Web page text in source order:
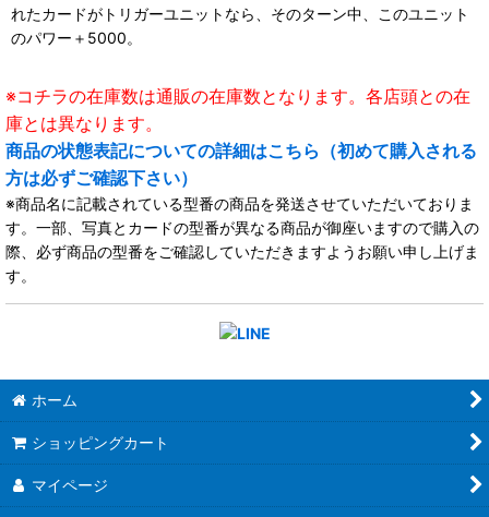
れたカードがトリガーユニットなら、そのターン中、このユニット
のパワー＋5000。
※コチラの在庫数は通販の在庫数となります。各店頭との在
庫とは異なります。
商品の状態表記についての詳細はこちら（初めて購入される
方は必ずご確認下さい）
※商品名に記載されている型番の商品を発送させていただいておりま
す。一部、写真とカードの型番が異なる商品が御座いますので購入の
際、必ず商品の型番をご確認していただきますようお願い申し上げま
す。
ホーム
ショッピングカート
マイページ